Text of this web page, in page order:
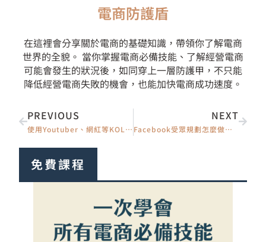
電商防護盾
在這裡會分享關於電商的基礎知識，帶領你了解電商
世界的全貌。 當你掌握電商必備技能、了解經營電商
可能會發生的狀況後，如同穿上一層防護甲，不只能
降低經營電商失敗的機會，也能加快電商成功速度。
上一頁
PREVIOUS
使用Youtuber、網紅等KOL粉絲頁、IG投廣告完整圖文步驟教學
NEXT
Facebook受眾規劃怎麼做？鎖定對的人，廣告才不白燒（5 步驟完整教學）
下一篇
免費課程